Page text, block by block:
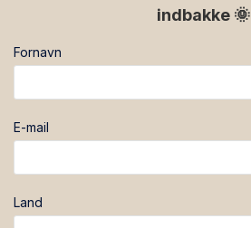
indbakke 🌞
Fornavn
E-mail
Land